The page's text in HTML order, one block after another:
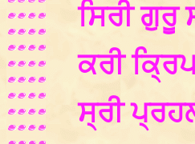
ਸਿਰੀ ਗੁਰੂ
ਕਰੀ
ਸ੍ਰੀ